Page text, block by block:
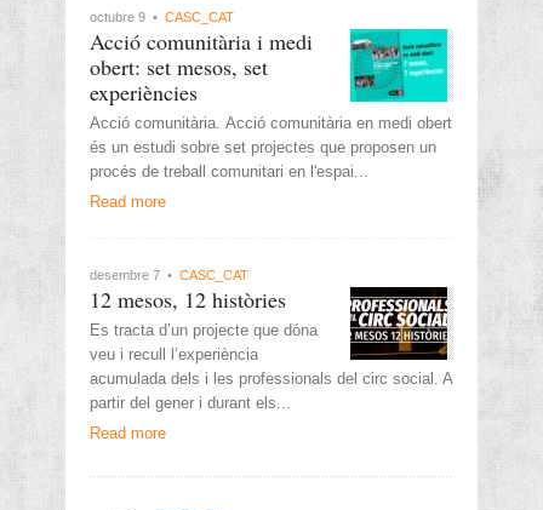
octubre 9 • CASC_CAT
Acció comunitària i medi
obert: set mesos, set
experiències
Acció comunitària. Acció comunitària en medi obert
és un estudi sobre set projectes que proposen un
procés de treball comunitari en l'espai...
Read more
desembre 7 • CASC_CAT
12 mesos, 12 històries
Es tracta d’un projecte que dóna
veu i recull l’experiència
acumulada dels i les professionals del circ social. A
partir del gener i durant els...
Read more